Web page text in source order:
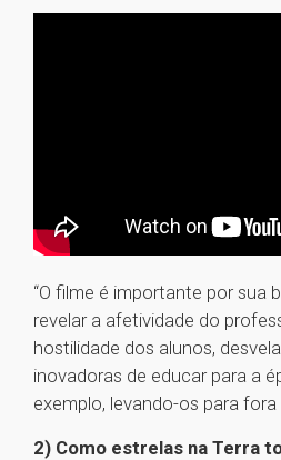
“O filme é importante por sua
revelar a afetividade do
hostilidade dos alunos,
inovadoras de educar para a
exemplo, levando-os para fora
2) Como estrelas na Terra